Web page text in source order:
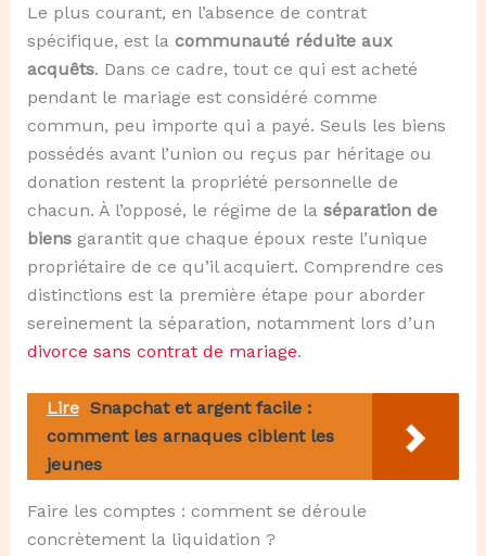
Le plus courant, en l’absence de contrat
spécifique, est la communauté réduite aux
acquêts. Dans ce cadre, tout ce qui est acheté
pendant le mariage est considéré comme
commun, peu importe qui a payé. Seuls les biens
possédés avant l’union ou reçus par héritage ou
donation restent la propriété personnelle de
chacun. À l’opposé, le régime de la séparation de
biensgarantit que chaque époux reste l’unique
propriétaire de ce qu’il acquiert. Comprendre ces
distinctions est la première étape pour aborder
sereinement la séparation, notamment lors d’un
divorce sans contrat de mariage.
Lire Snapchat et argent facile :
comment les arnaques ciblent les
jeunes
Faire les comptes : comment se déroule
concrètement la liquidation ?